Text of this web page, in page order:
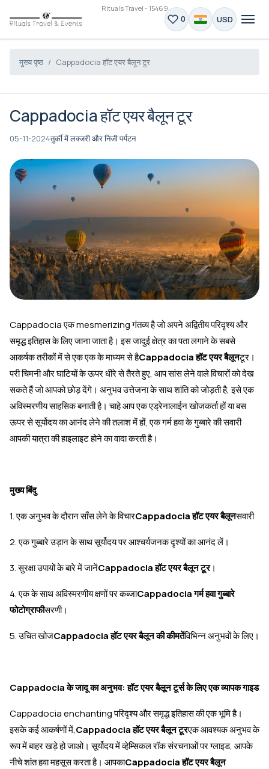
Rituals Travel - 15469
0 USD
मुख्य पृष्ठ Cappadocia हॉट एयर बैलून टूर
Cappadocia हॉट एयर बैलून टूर
05-11-2024तुर्की में लक्जरी और निजी पर्यटन
Cappadocia एक mesmerizing गंतव्य है जो अपने अद्वितीय परिदृश्य और
समृद्ध इतिहास के लिए जाना जाता है। इस जादुई क्षेत्र का पता लगाने के सबसे
आकर्षक तरीकों में से एक एक के माध्यम से हैCappadocia हॉट एयर बैलूनटूर।
परी चिमनी और घाटियों के ऊपर धीरे से तैरते हुए, आप सांस लेने वाले विचारों को देख
सकते हैं जो आपको छोड़ देंगे। अनुभव उत्तेजना के साथ शांति को जोड़ती है, इसे एक
अविस्मरणीय साहसिक बनाती है। चाहे आप एक एड्रेनालाईन खोजकर्ता हों या बस
ऊपर से सूर्योदय का आनंद लेने की तलाश में हों, एक गर्म हवा के गुब्बारे की सवारी
आपकी यात्रा की हाइलाइट होने का वादा करती है।
मुख्य बिंदु
1. एक अनुभव के दौरान साँस लेने के विचारCappadocia हॉट एयर बैलूनसवारी
2. एक गुब्बारे उड़ान के साथ सूर्योदय पर आश्चर्यजनक दृश्यों का आनंद लें।
3. सुरक्षा उपायों के बारे में जानेंCappadocia हॉट एयर बैलून टूर।
4. एक के साथ अविस्मरणीय क्षणों पर कब्जाCappadocia गर्म हवा गुब्बारे
फोटोग्राफीसरणी।
5. उचित खोजCappadocia हॉट एयर बैलून की कीमतेंविभिन्न अनुभवों के लिए।
Cappadocia के जादू का अनुभव: हॉट एयर बैलून टूर्स के लिए एक व्यापक गाइड
Cappadocia enchanting परिदृश्य और समृद्ध इतिहास की एक भूमि है।
इसके कई आकर्षणों में,Cappadocia हॉट एयर बैलून टूरएक आवश्यक अनुभव के
रूप में बाहर खड़े हो जाओ। सूर्योदय में व्हेम्सिकल रॉक संरचनाओं पर ग्लाइड, आपके
नीचे शांत हवा महसूस करता है। आपकाCappadocia हॉट एयर बैलून